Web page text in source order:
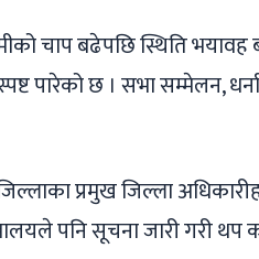
चाप बढेपछि स्थिति
पारेको छ । सभा सम्मेलन,
प्रमुख जिल्ला
पनि सूचना जारी गरी